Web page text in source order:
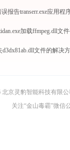
加载ffmpeg.dll文
d3dx81ab.dll文件的解决
北京灵豹智能科技有限公
关注“金山毒霸”微信